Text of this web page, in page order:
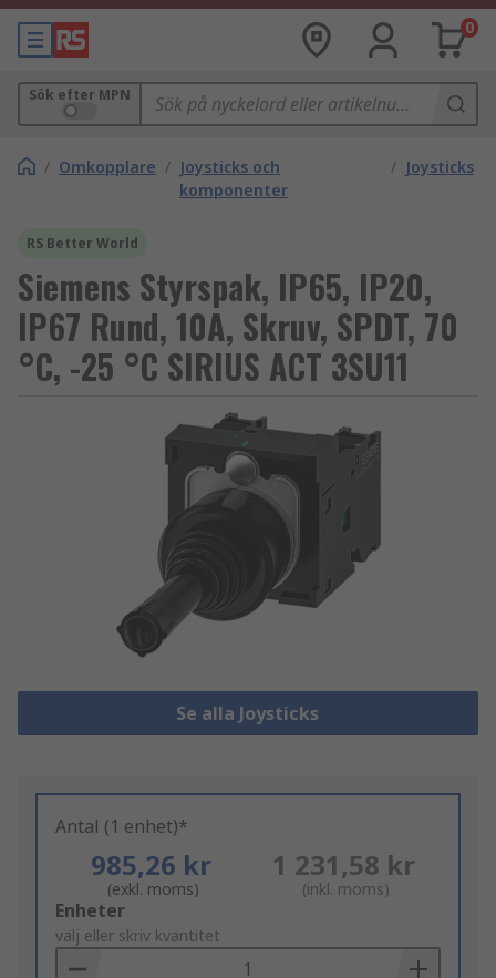
0
Sök efter MPN
/ Omkopplare / Joysticks och
komponenter
/ Joysticks
RS Better World
Siemens Styrspak, IP65, IP20,
IP67 Rund, 10A, Skruv, SPDT, 70
°C, -25 °C SIRIUS ACT 3SU11
Se alla Joysticks
Antal (1 enhet)*
985,26 kr
(exkl. moms)
1 231,58 kr
(inkl. moms)
Add
to
Basket
Enheter
välj eller skriv kvantitet